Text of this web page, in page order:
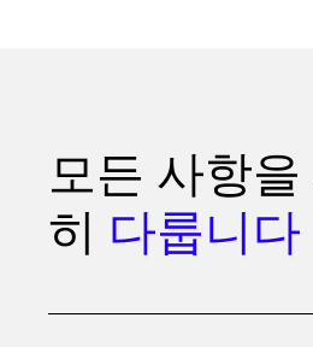
모든 사항을
히 다룹니다